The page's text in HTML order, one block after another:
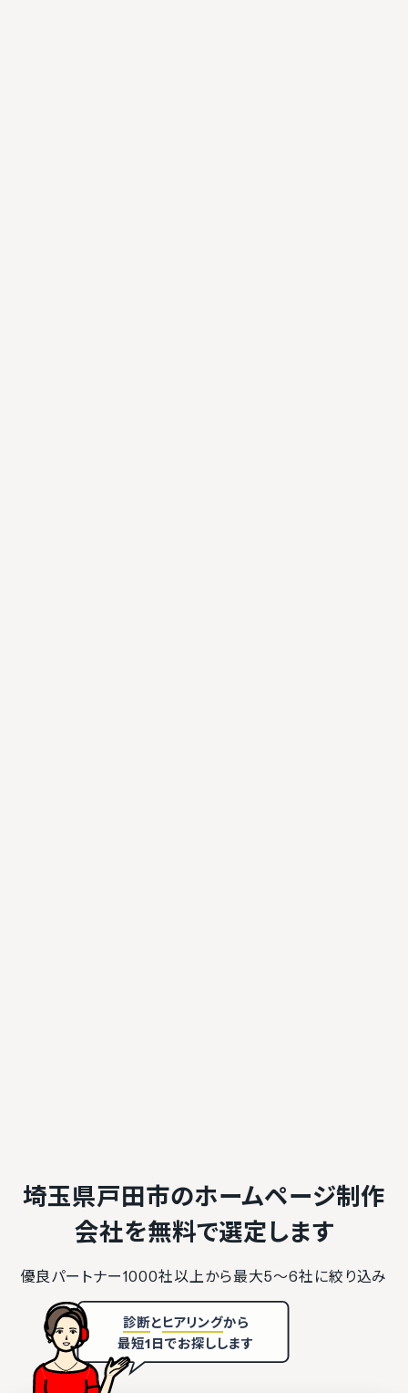
埼玉県戸田市のホームページ制作
会社を無料で選定します
優良パートナー1000社以上から最大5〜6社に絞り込み
診断とヒアリングから
最短1日でお探しします